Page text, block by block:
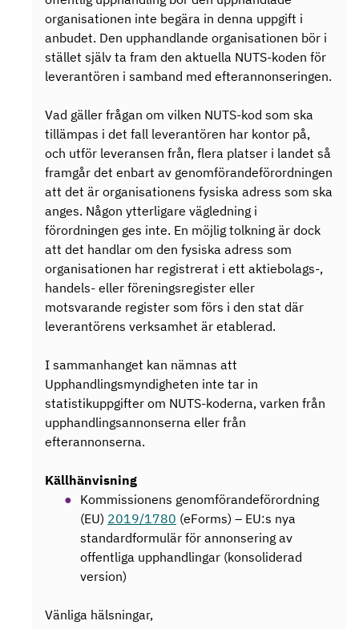
organisationen inte begära in denna uppgift i
anbudet. Den upphandlande organisationen bör i
stället själv ta fram den aktuella NUTS-koden för
leverantören i samband med efterannonseringen.
Vad gäller frågan om vilken NUTS-kod som ska
tillämpas i det fall leverantören har kontor på,
och utför leveransen från, flera platser i landet så
framgår det enbart av genomförandeförordningen
att det är organisationens fysiska adress som ska
anges. Någon ytterligare vägledning i
förordningen ges inte. En möjlig tolkning är dock
att det handlar om den fysiska adress som
organisationen har registrerat i ett aktiebolags-,
handels- eller föreningsregister eller
motsvarande register som förs i den stat där
leverantörens verksamhet är etablerad.
I sammanhanget kan nämnas att
Upphandlingsmyndigheten inte tar in
statistikuppgifter om NUTS-koderna, varken från
upphandlingsannonserna eller från
efterannonserna.
Källhänvisning
Kommissionens genomförandeförordning
(EU) 2019/1780 (eForms) – EU:s nya
standardformulär för annonsering av
offentliga upphandlingar (konsoliderad
version)
Vänliga hälsningar,